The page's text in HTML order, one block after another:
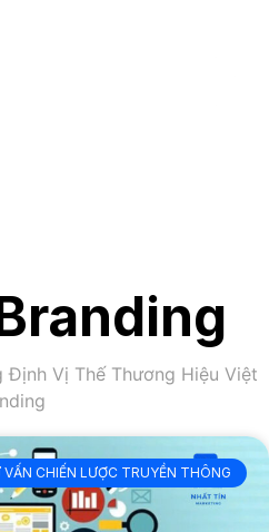
Vị Thế Thương Hiệu Việt
VẤN CHIẾN LƯỢC TRUYỀN THÔNG